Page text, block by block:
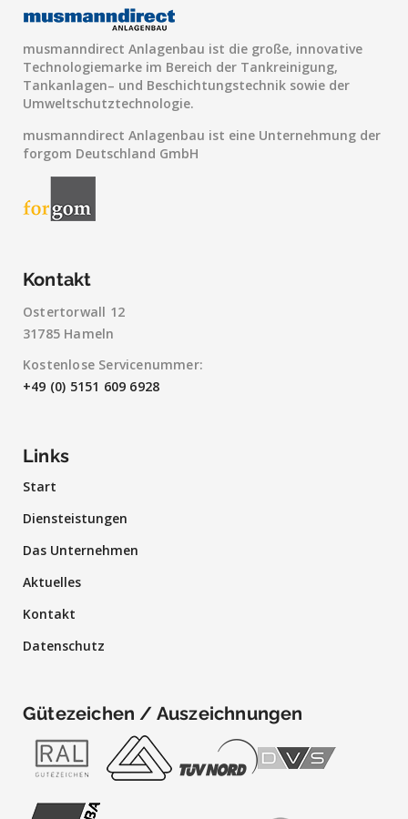
musmanndirect Anlagenbau ist die große, innovative
Technologiemarke im Bereich der Tankreinigung,
Tankanlagen– und Beschichtungstechnik sowie der
Umweltschutztechnologie.
musmanndirect Anlagenbau ist eine Unternehmung der
forgom Deutschland GmbH
Kontakt
Ostertorwall 12
31785 Hameln
Kostenlose Servicenummer:
+49 (0) 5151 609 6928
Links
Start
Diensteistungen
Das Unternehmen
Aktuelles
Kontakt
Datenschutz
Gütezeichen / Auszeichnungen